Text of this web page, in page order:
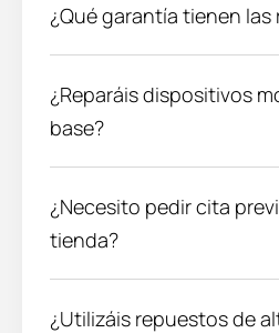
¿Qué garantía tienen las
¿Reparáis dispositivos
base?
¿Necesito pedir cita
tienda?
¿Utilizáis repuestos de